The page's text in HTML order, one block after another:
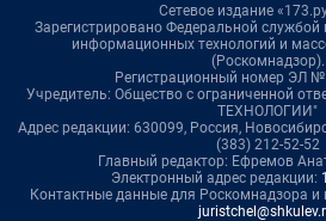
Сетевое издание
Зарегистрировано Федеральной службой
информационных технологий и
(Роскомнадзор).
Регистрационный номер ЭЛ
Учредитель: Общество с ограниченной
ТЕХНОЛОГИИ"
Адрес редакции: 630099, Россия,
(383) 212-52-52
Главный редактор: Ефремов
Электронный адрес редакции:
Контактные данные для Роскомнадзора и